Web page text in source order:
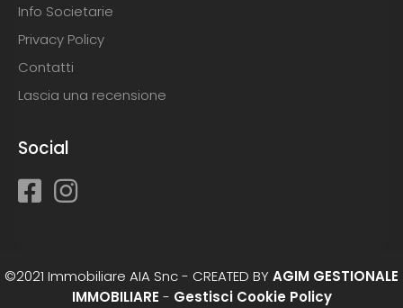
Info Societarie
Privacy Policy
Contatti
Lascia una recensione
Social
©2021 Immobiliare AIA Snc - CREATED BY AGIM GESTIONALE
IMMOBILIARE - Gestisci Cookie Policy